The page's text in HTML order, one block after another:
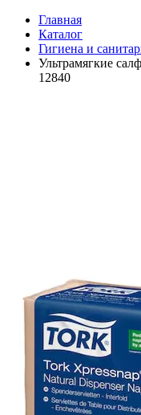
Главная
Каталог
Гигиена и
Ультрамягкие
12840